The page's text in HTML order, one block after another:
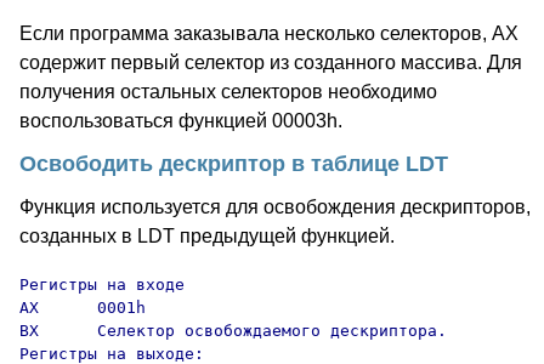
Если программа заказывала несколько селекторов, AX
содержит первый селектор из созданного массива. Для
получения остальных селекторов необходимо
воспользоваться функцией 00003h.
Освободить дескриптор в таблице LDT
Функция используется для освобождения дескрипторов,
созданных в LDT предыдущей функцией.
Регистры на входе
AX      0001h
BX      Селектор освобождаемого дескриптора.
Регистры на выходе: